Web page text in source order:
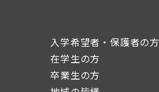
入学希望者・保護者の方
在学生の方
卒業生の方